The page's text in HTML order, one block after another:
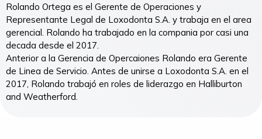
Rolando Ortega es el Gerente de Operaciones y
Representante Legal de Loxodonta S.A. y trabaja en el area
gerencial. Rolando ha trabajado en la compania por casi una
decada desde el 2017.
Anterior a la Gerencia de Opercaiones Rolando era Gerente
de Linea de Servicio. Antes de unirse a Loxodonta S.A. en el
2017, Rolando trabajó en roles de liderazgo en Halliburton
and Weatherford.